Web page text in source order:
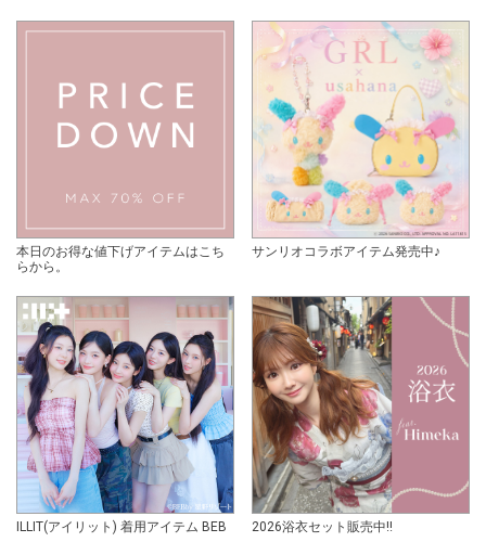
本日のお得な値下げアイテムはこち
らから。
サンリオコラボアイテム発売中♪
ILLIT(アイリット) 着用アイテム BEB 2026浴衣セット販売中!!